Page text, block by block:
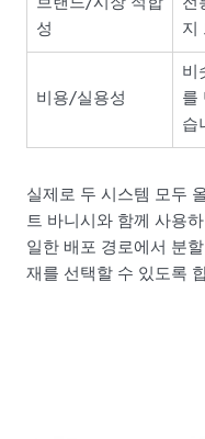
성
지
비용/실용성
비
를
습
실제로 두 시스템 모두
트 바니시와 함께 사용
일한 배포 경로에서 분
재를 선택할 수 있도록